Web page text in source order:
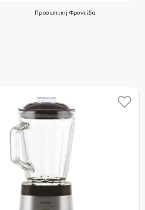
Προσωπική Φροντίδα